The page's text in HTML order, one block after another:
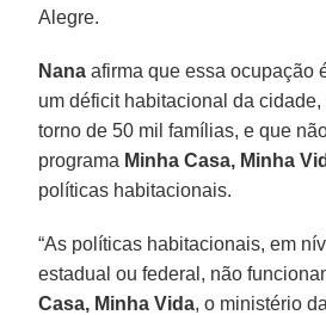
Alegre.
Nana afirma que essa ocupação
um déficit habitacional da
torno de 50 mil famílias, e que
programa Minha Casa, Minha
políticas habitacionais.
“As políticas habitacionais, em
estadual ou federal, não
Casa, Minha Vida, o ministério